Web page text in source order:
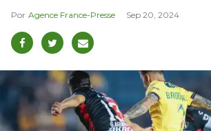
Agence France-Presse Sep 20, 2024